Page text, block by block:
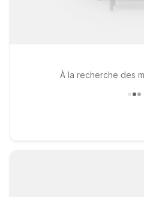
À la recherche des